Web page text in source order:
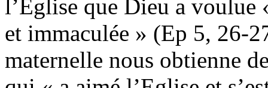
l’Eglise que Dieu a voulue
et immaculée » (Ep 5, 26-
maternelle nous obtienne